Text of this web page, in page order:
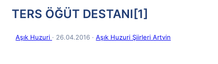
TERS ÖĞÜT DESTANI[1]
Aşık Huzuri · 26.04.2016 · Aşık Huzuri Şiirleri Artvin